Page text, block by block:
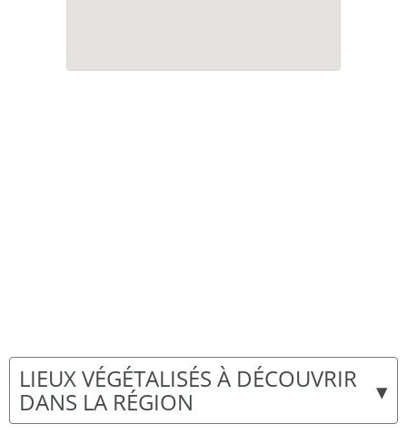
▾
LIEUX VÉGÉTALISÉS À DÉCOUVRIR
DANS LA RÉGION